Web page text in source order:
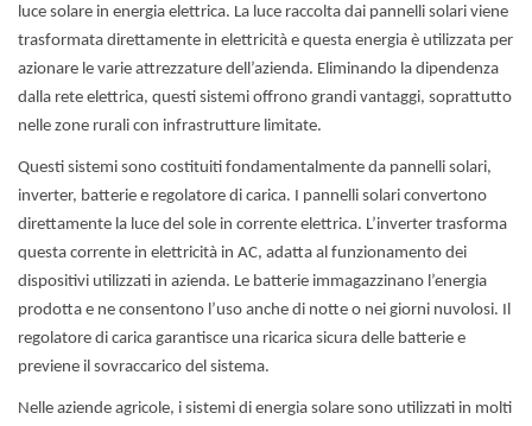
luce solare in energia elettrica. La luce raccolta dai pannelli solari viene
trasformata direttamente in elettricità e questa energia è utilizzata per
azionare le varie attrezzature dell’azienda. Eliminando la dipendenza
dalla rete elettrica, questi sistemi offrono grandi vantaggi, soprattutto
nelle zone rurali con infrastrutture limitate.
Questi sistemi sono costituiti fondamentalmente da pannelli solari,
inverter, batterie e regolatore di carica. I pannelli solari convertono
direttamente la luce del sole in corrente elettrica. L’inverter trasforma
questa corrente in elettricità in AC, adatta al funzionamento dei
dispositivi utilizzati in azienda. Le batterie immagazzinano l’energia
prodotta e ne consentono l’uso anche di notte o nei giorni nuvolosi. Il
regolatore di carica garantisce una ricarica sicura delle batterie e
previene il sovraccarico del sistema.
Nelle aziende agricole, i sistemi di energia solare sono utilizzati in molti